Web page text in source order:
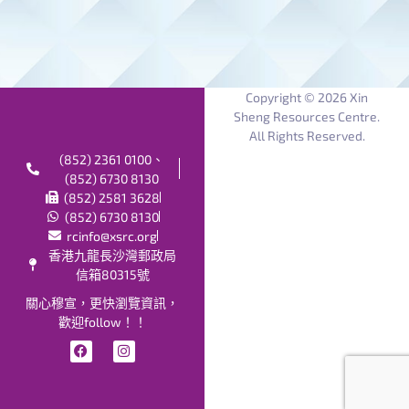
Copyright © 2026 Xin
Sheng Resources Centre.
All Rights Reserved.
(852) 2361 0100、
(852) 6730 8130
(852) 2581 3628
(852) 6730 8130
rcinfo@xsrc.org
香港九龍長沙灣郵政局
信箱80315號
關心穆宣，更快瀏覽資訊，
歡迎follow！！